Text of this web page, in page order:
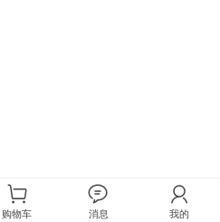
购物车 消息 我的